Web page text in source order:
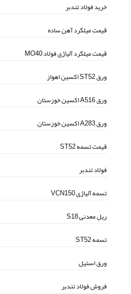
خرید فولاد تندبر
قیمت میلگرد آهن ساده
قیمت میلگرد آلیاژی فولاد MO40
ورق ST52 اکسین اهواز
ورق A516 اکسین خوزستان
ورق A283 اکسین خوزستان
قیمت تسمه ST52
فولاد تندبر
تسمه آلیاژی VCN150
ریل معدنی S18
تسمه ST52
ورق استیل
فروش فولاد تندبر